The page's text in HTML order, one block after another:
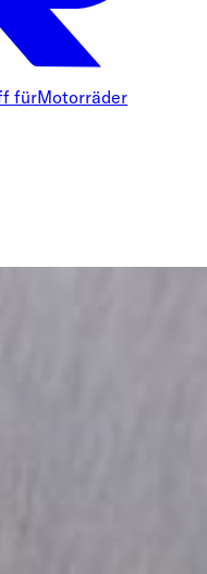
fürMotorräder